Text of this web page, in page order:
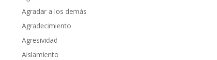
Agradar a los demás
Agradecimiento
Agresividad
Aislamiento